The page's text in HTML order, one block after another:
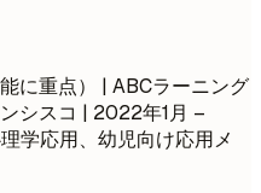
に重点） | ABCラーニング
シスコ | 2022年1月 –
学応用、幼児向け応用メ